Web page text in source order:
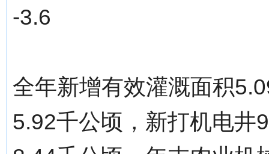
-3.6
全年新增有效灌溉面积
5.92千公顷，新打机电井